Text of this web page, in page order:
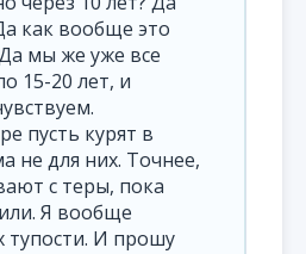
как вообще это
мы же уже все
15-20 лет, и
пусть курят в
не для них. Точнее,
с теры, пока
Я вообще
тупости. И прошу